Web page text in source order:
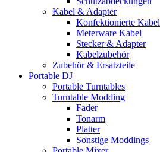
Kabel & Adapter
Konfektionierte Kabel
Meterware Kabel
Stecker & Adapter
Kabelzubehör
Zubehör & Ersatzteile
Portable DJ
Portable Turntables
Turntable Modding
Fader
Tonarm
Platter
Sonstige Moddings